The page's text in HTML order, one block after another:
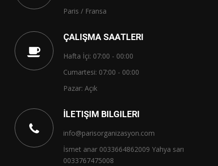
Paris / Fransa
ÇALIŞMA SAATLERI
Hafta İçi: 07:00 - 00:00
Cumartesi: 07:00 - 00:00
Pazar: Açık
İLETIŞIM BILGILERI
info@parisorganizasyon.com
İsmet anar 0033664862009 Yahya sarı
0033767475008